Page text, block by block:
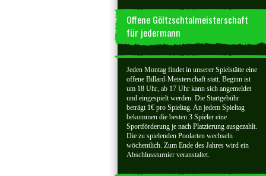
Offene Göltzschtalmeisterschaft
für jedermann
Jeden Montag findet in unserer Spielstätte eine
offene Billard-Meisterschaft statt. Beginn ist
um 18 Uhr, ab 17 Uhr kann sich angemeldet
und eingespielt werden. Die Startgebühr
beträgt 1€ pro Spieltag. An jedem Spieltag
bekommen die besten 3 Spieler eine
Sportförderung je nach Platzierung ausgezahlt.
Die zu spielenden Poolarten wechseln
wöchentlich. Zum Ende des Jahres wird ein
Abschlussturnier veranstaltet.